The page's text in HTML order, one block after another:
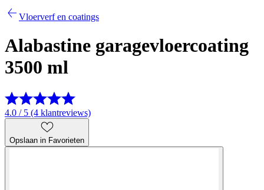
Vloerverf en coatings
Alabastine garagevloercoating
3500 ml
4.0 / 5 (4 klantreviews)
Opslaan in Favorieten